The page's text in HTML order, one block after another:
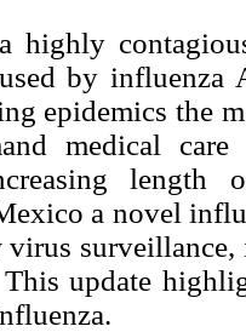
highly
by
epidemics the
medical
length
a novel
surveillance,
This update